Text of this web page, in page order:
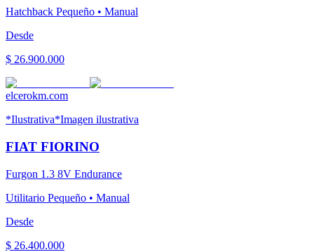
Hatchback Pequeño • Manual
Desde
$ 26.900.000
elcerokm.com
*Ilustrativa*Imagen ilustrativa
FIAT FIORINO
Furgon 1.3 8V Endurance
Utilitario Pequeño • Manual
Desde
$ 26.400.000